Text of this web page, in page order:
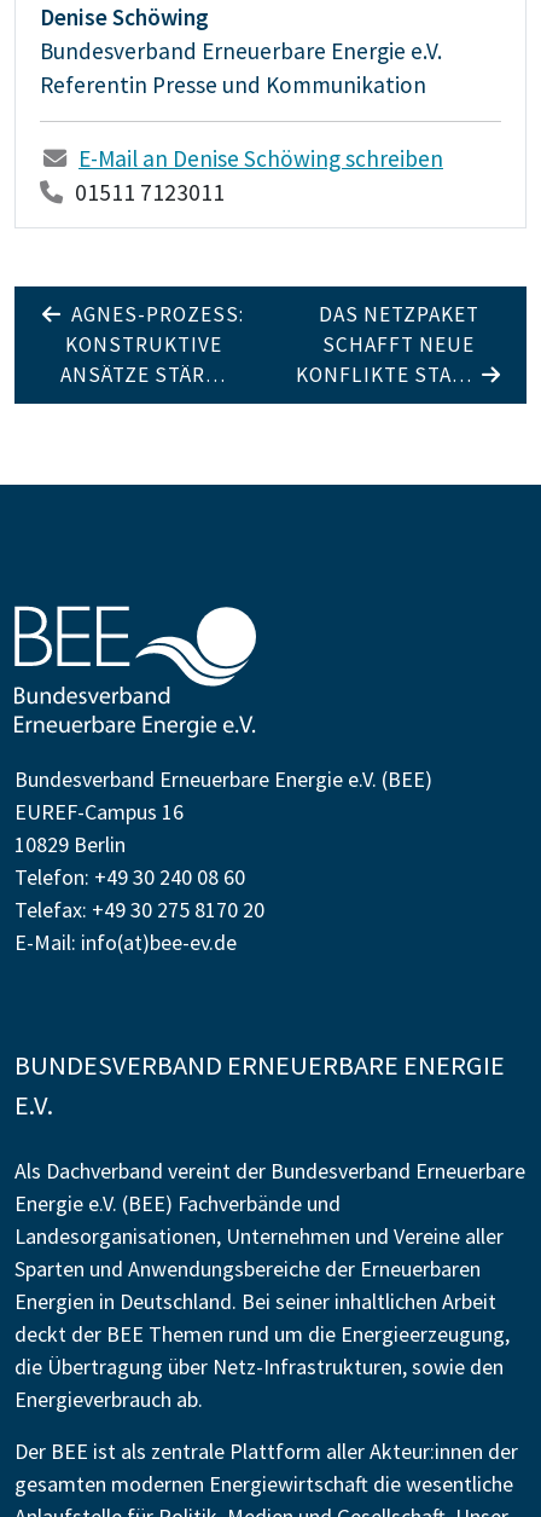
Denise Schöwing
Bundesverband Erneuerbare Energie e.V.
Referentin Presse und Kommunikation
E-Mail an Denise Schöwing schreiben
01511 7123011
AGNES-PROZESS:
KONSTRUKTIVE
ANSÄTZE STÄR…
DAS NETZPAKET
SCHAFFT NEUE
KONFLIKTE STA…
Bundesverband Erneuerbare Energie e.V. (BEE)
EUREF-Campus 16
10829 Berlin
Telefon: +49 30 240 08 60
Telefax: +49 30 275 8170 20
E-Mail: info(at)bee-ev.de
BUNDESVERBAND ERNEUERBARE ENERGIE
E.V.
Als Dachverband vereint der Bundesverband Erneuerbare
Energie e.V. (BEE) Fachverbände und
Landesorganisationen, Unternehmen und Vereine aller
Sparten und Anwendungsbereiche der Erneuerbaren
Energien in Deutschland. Bei seiner inhaltlichen Arbeit
deckt der BEE Themen rund um die Energieerzeugung,
die Übertragung über Netz-Infrastrukturen, sowie den
Energieverbrauch ab.
Der BEE ist als zentrale Plattform aller Akteur:innen der
gesamten modernen Energiewirtschaft die wesentliche